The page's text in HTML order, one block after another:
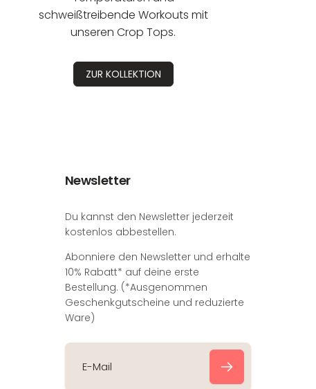
schweißtreibende Workouts mit
unseren Crop Tops.
ZUR KOLLEKTION
Newsletter
Du kannst den Newsletter jederzeit
kostenlos abbestellen.
Abonniere den Newsletter und erhalte
10% Rabatt* auf deine erste
Bestellung. (*Ausgenommen
Geschenkgutscheine und reduzierte
Ware)